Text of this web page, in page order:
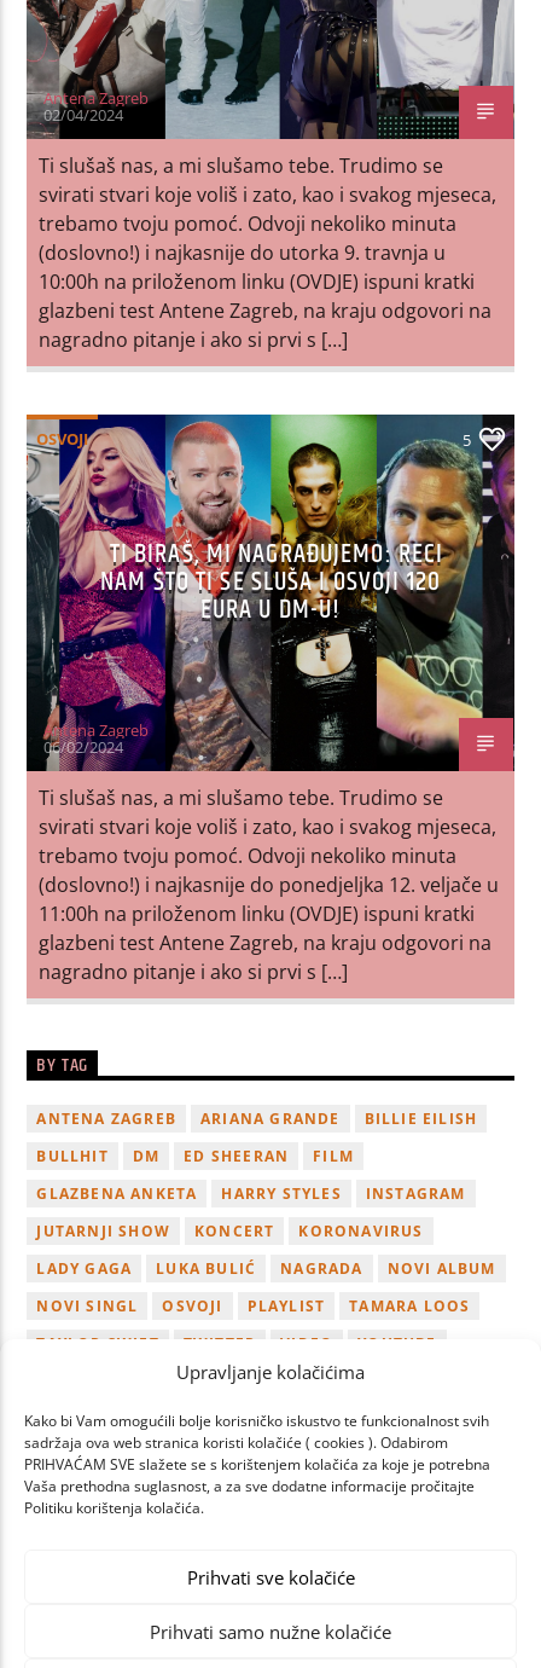
Upravljanje kolačićima
Kako bi Vam omogućili bolje korisničko iskustvo te funkcionalnost svih
sadržaja ova web stranica koristi kolačiće ( cookies ). Odabirom
PRIHVAĆAM SVE slažete se s korištenjem kolačića za koje je potrebna
Vaša prethodna suglasnost, a za sve dodatne informacije pročitajte
Politiku korištenja kolačića.
Prihvati sve kolačiće
Prihvati samo nužne kolačiće
Antena Zagreb
02/04/2024
Ti slušaš nas, a mi slušamo tebe. Trudimo se
svirati stvari koje voliš i zato, kao i svakog mjeseca,
trebamo tvoju pomoć. Odvoji nekoliko minuta
(doslovno!) i najkasnije do utorka 9. travnja u
10:00h na priloženom linku (OVDJE) ispuni kratki
glazbeni test Antene Zagreb, na kraju odgovori na
nagradno pitanje i ako si prvi s […]
OSVOJI 5
TI BIRAŠ, MI NAGRAĐUJEMO: RECI
NAM ŠTO TI SE SLUŠA I OSVOJI 120
EURA U DM-U!
Antena Zagreb
06/02/2024
Ti slušaš nas, a mi slušamo tebe. Trudimo se
svirati stvari koje voliš i zato, kao i svakog mjeseca,
trebamo tvoju pomoć. Odvoji nekoliko minuta
(doslovno!) i najkasnije do ponedjeljka 12. veljače u
11:00h na priloženom linku (OVDJE) ispuni kratki
glazbeni test Antene Zagreb, na kraju odgovori na
nagradno pitanje i ako si prvi s […]
BY TAG
ANTENA ZAGREB ARIANA GRANDE
BILLIE EILISH
BULLHIT
DM ED SHEERAN
FILM
GLAZBENA ANKETA
HARRY STYLES
INSTAGRAM
JUTARNJI SHOW
KONCERT
KORONAVIRUS
LADY GAGA
LUKA BULIĆ NAGRADA
NOVI ALBUM
NOVI SINGL
OSVOJI PLAYLIST
TAMARA LOOS
TAYLOR SWIFT
TWITTER VIDEO
YOUTUBE